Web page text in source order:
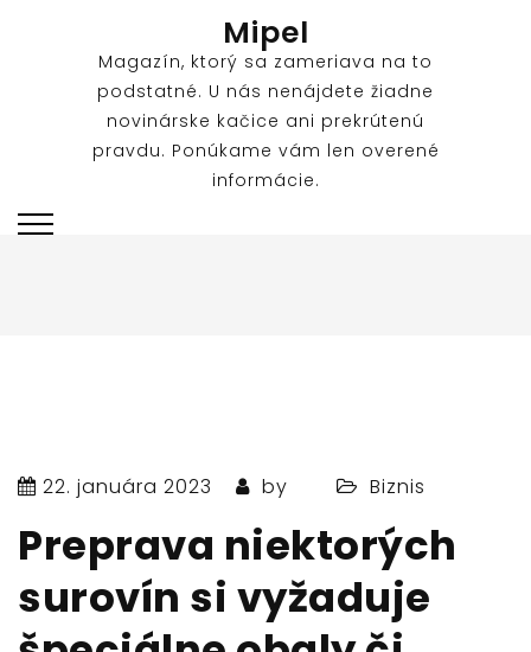
Mipel
Magazín, ktorý sa zameriava na to
podstatné. U nás nenájdete žiadne
novinárske kačice ani prekrútenú
pravdu. Ponúkame vám len overené
informácie.
22. januára 2023 by Biznis
Preprava niektorých
surovín si vyžaduje